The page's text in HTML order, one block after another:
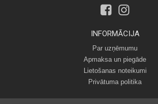
INFORMĀCIJA
Par uzņēmumu
Apmaksa un piegāde
Lietošanas noteikumi
Privātuma politika